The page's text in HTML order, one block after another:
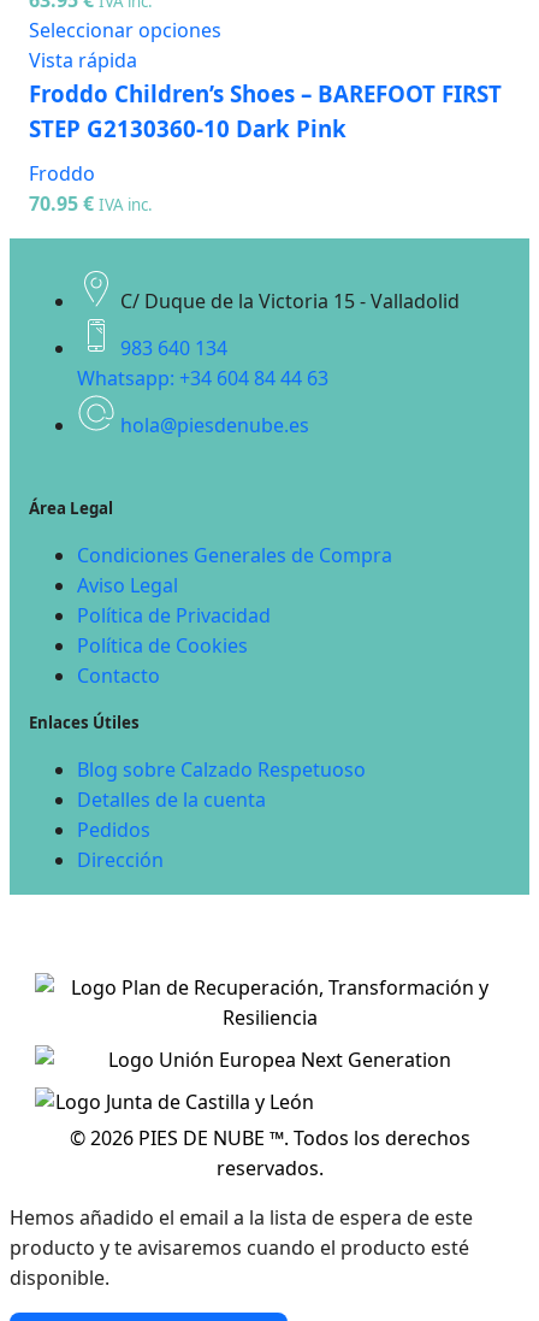
Seleccionar opciones
Vista rápida
Froddo Children’s Shoes – BAREFOOT FIRST
STEP G2130360-10 Dark Pink
Froddo
70.95€ IVA inc.
C/ Duque de la Victoria 15 - Valladolid
983 640 134
Whatsapp: +34 604 84 44 63
hola@piesdenube.es
Área Legal
Condiciones Generales de Compra
Aviso Legal
Política de Privacidad
Política de Cookies
Contacto
Enlaces Útiles
Blog sobre Calzado Respetuoso
Detalles de la cuenta
Pedidos
Dirección
© 2026 PIES DE NUBE ™. Todos los derechos
reservados.
Hemos añadido el email a la lista de espera de este
producto y te avisaremos cuando el producto esté
disponible.